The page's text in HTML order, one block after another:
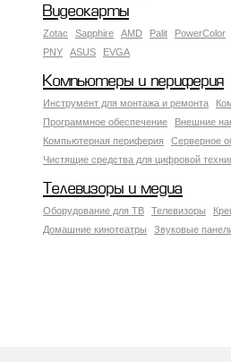
Видеокарты
Zotac Sapphire AMD Palit PowerColor
PNY
ASUS EVGA
Компьютеры и периферия
Инструмент для монтажа и ремонта
Программное обеспечение
Внешние
Компьютерная периферия
Серверное
Чистящие средства для цифровой
Телевизоры и медиа
Оборудование для ТВ Телевизоры
Домашние кинотеатры
Звуковые